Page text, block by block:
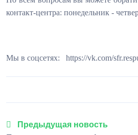
контакт-центра: понедельник -
Мы в соцсетях: https://vk.com/
Предыдущая новость